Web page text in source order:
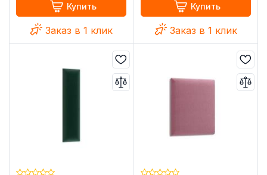
Купить
Заказ в 1 клик
Купить
Заказ в 1 клик